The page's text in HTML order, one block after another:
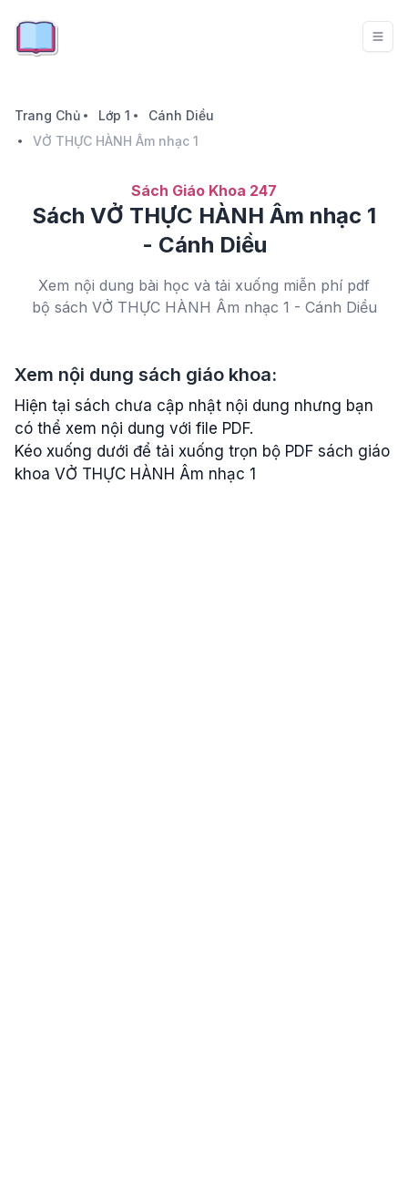
Trang Chủ Lớp 1
Cánh Diều
VỞ THỰC HÀNH Âm nhạc 1
Sách Giáo Khoa 247
Sách VỞ THỰC HÀNH Âm nhạc 1
- Cánh Diều
Xem nội dung bài học và tải xuống miễn phí pdf
bộ sách VỞ THỰC HÀNH Âm nhạc 1 - Cánh Diều
Xem nội dung sách giáo khoa:
Hiện tại sách chưa cập nhật nội dung nhưng bạn
có thể xem nội dung với file PDF.
Kéo xuống dưới để tải xuống trọn bộ PDF sách giáo
khoa VỞ THỰC HÀNH Âm nhạc 1